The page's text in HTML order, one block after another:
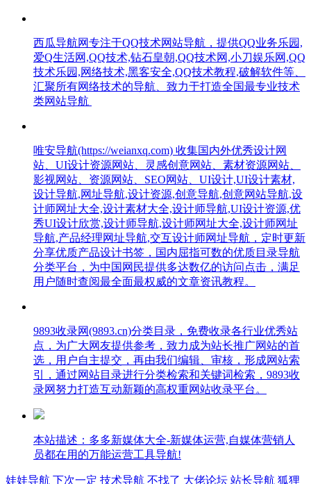
西瓜导航网专注于QQ技术网站导航，提供QQ业务乐园,
爱Q生活网,QQ技术,钻石皇朝,QQ技术网,小刀娱乐网,QQ
技术乐园,网络技术,黑客安全,QQ技术教程,破解软件等、
汇聚所有网络技术的导航、致力于打造全国最专业技术
类网站导航
唯安导航(https://weianxq.com) 收集国内外优秀设计网
站、UI设计资源网站、灵感创意网站、素材资源网站、
影视网站、资源网站、SEO网站、UI设计,UI设计素材,
设计导航,网址导航,设计资源,创意导航,创意网站导航,设
计师网址大全,设计素材大全,设计师导航,UI设计资源,优
秀UI设计欣赏,设计师导航,设计师网址大全,设计师网址
导航,产品经理网址导航,交互设计师网址导航，定时更新
分享优质产品设计书签，国内屈指可数的优质目录导航
分类平台，为中国网民提供多达数亿的访问点击，满足
用户随时查阅最全面最权威的文章资讯教程。
9893收录网(9893.cn)分类目录，免费收录各行业优秀站
点，为广大网友提供参考，致力成为站长推广网站的首
选，用户自主提交，再由我们编辑、审核，形成网站索
引，通过网站目录进行分类检索和关键词检索，9893收
录网努力打造互动新颖的高权重网站收录平台。
本站描述：多多新媒体大全-新媒体运营,自媒体营销人
员都在用的万能运营工具导航!
娃娃导航 下次一定 技术导航 不找了 大佬论坛 站长导航 狐狸